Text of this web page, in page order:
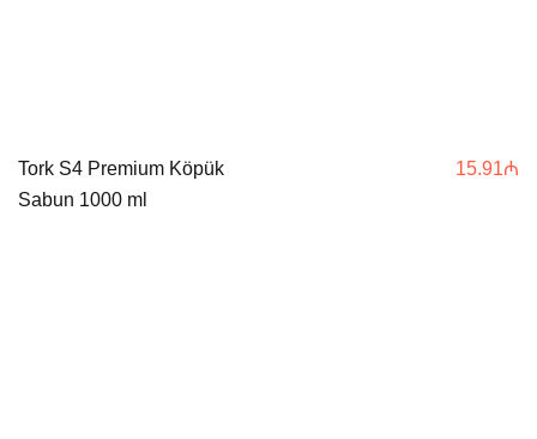
Tork S4 Premium Köpük
Sabun 1000 ml
15.91₼